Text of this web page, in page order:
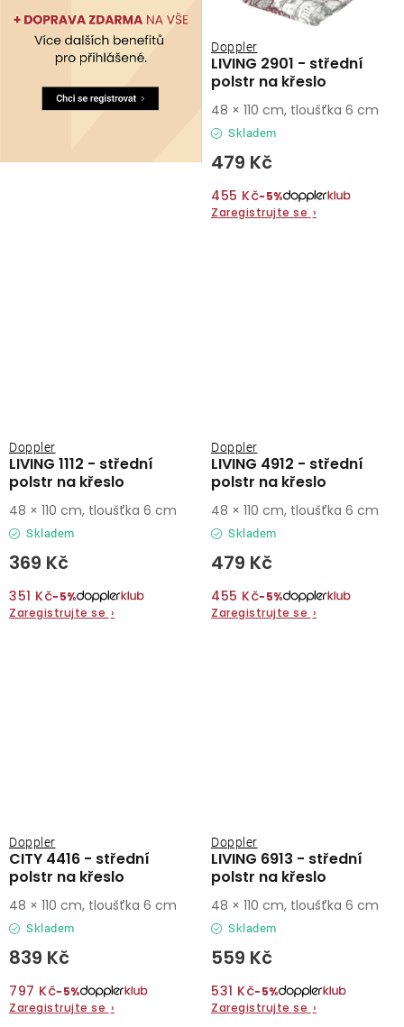
LIVING 2901 - střední
polstr na křeslo
Doppler
Skladem
479 Kč
455 Kč−5%
Zaregistrujte se ›
48 × 110 cm, tloušťka 6 cm
LIVING 1112 - střední
polstr na křeslo
Doppler
Skladem
369 Kč
351 Kč−5%
Zaregistrujte se ›
48 × 110 cm, tloušťka 6 cm
LIVING 4912 - střední
polstr na křeslo
Doppler
Skladem
479 Kč
455 Kč−5%
Zaregistrujte se ›
48 × 110 cm, tloušťka 6 cm
CITY 4416 - střední
polstr na křeslo
Doppler
Skladem
839 Kč
797 Kč−5%
Zaregistrujte se ›
48 × 110 cm, tloušťka 6 cm
LIVING 6913 - střední
polstr na křeslo
Doppler
Skladem
559 Kč
531 Kč−5%
Zaregistrujte se ›
48 × 110 cm, tloušťka 6 cm